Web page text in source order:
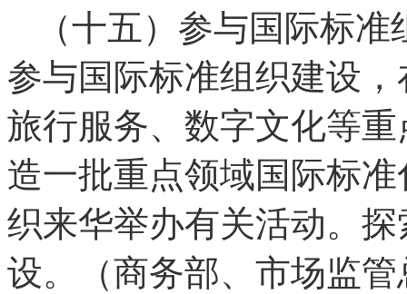
（十五）参与国际标
参与国际标准组织建设
旅行服务、数字文化等
造一批重点领域国际标
织来华举办有关活动。
设。（商务部、市场监